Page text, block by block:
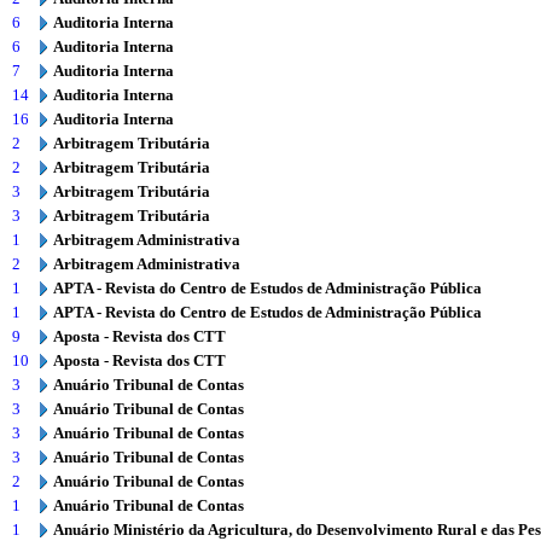
6
Auditoria Interna
6
Auditoria Interna
7
Auditoria Interna
14
Auditoria Interna
16
Auditoria Interna
2
Arbitragem Tributária
2
Arbitragem Tributária
3
Arbitragem Tributária
3
Arbitragem Tributária
1
Arbitragem Administrativa
2
Arbitragem Administrativa
1
APTA - Revista do Centro de Estudos de Administração Pública
1
APTA - Revista do Centro de Estudos de Administração Pública
9
Aposta - Revista dos CTT
10
Aposta - Revista dos CTT
3
Anuário Tribunal de Contas
3
Anuário Tribunal de Contas
3
Anuário Tribunal de Contas
3
Anuário Tribunal de Contas
2
Anuário Tribunal de Contas
1
Anuário Tribunal de Contas
1
Anuário Ministério da Agricultura, do Desenvolvimento Rural e das